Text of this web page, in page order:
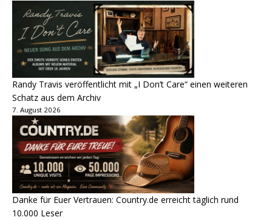
Randy Travis veröffentlicht mit „I Don’t Care“ einen weiteren
Schatz aus dem Archiv
7. August 2026
Danke für Euer Vertrauen: Country.de erreicht täglich rund
10.000 Leser